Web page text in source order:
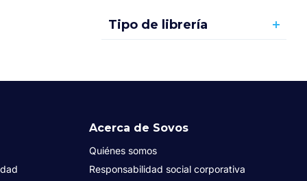
Tipo de librería
Acerca de Sovos
Quiénes somos
Responsabilidad social corporativa